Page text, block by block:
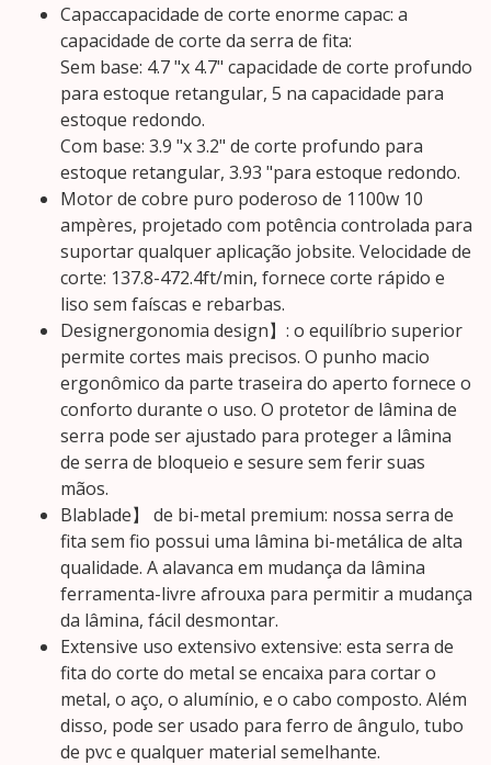
Capaccapacidade de corte enorme capac: a
capacidade de corte da serra de fita:
Sem base: 4.7 "x 4.7" capacidade de corte profundo
para estoque retangular, 5 na capacidade para
estoque redondo.
Com base: 3.9 "x 3.2" de corte profundo para
estoque retangular, 3.93 "para estoque redondo.
Motor de cobre puro poderoso de 1100w 10
ampères, projetado com potência controlada para
suportar qualquer aplicação jobsite. Velocidade de
corte: 137.8-472.4ft/min, fornece corte rápido e
liso sem faíscas e rebarbas.
Designergonomia design】: o equilíbrio superior
permite cortes mais precisos. O punho macio
ergonômico da parte traseira do aperto fornece o
conforto durante o uso. O protetor de lâmina de
serra pode ser ajustado para proteger a lâmina
de serra de bloqueio e sesure sem ferir suas
mãos.
Blablade】 de bi-metal premium: nossa serra de
fita sem fio possui uma lâmina bi-metálica de alta
qualidade. A alavanca em mudança da lâmina
ferramenta-livre afrouxa para permitir a mudança
da lâmina, fácil desmontar.
Extensive uso extensivo extensive: esta serra de
fita do corte do metal se encaixa para cortar o
metal, o aço, o alumínio, e o cabo composto. Além
disso, pode ser usado para ferro de ângulo, tubo
de pvc e qualquer material semelhante.